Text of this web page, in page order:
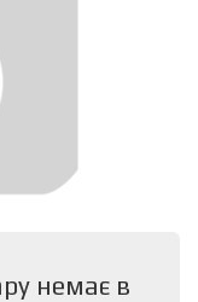
немає в